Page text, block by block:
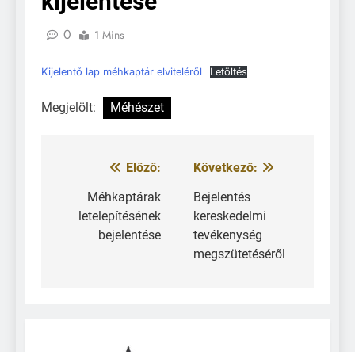
0 1 Mins
Kijelentő lap méhkaptár elviteléről Letöltés
Megjelölt: Méhészet
Előző:
Méhkaptárak
letelepítésének
bejelentése
Következő:
Bejelentés
kereskedelmi
tevékenység
megszütetéséről